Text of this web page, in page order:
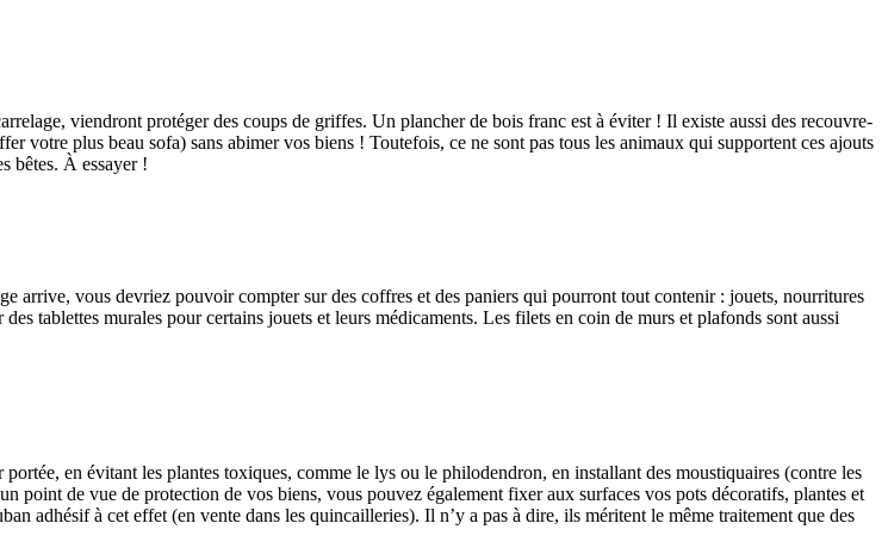
viendront protéger des coups de griffes. Un plancher de bois franc est à éviter ! Il existe aussi des recouvre-
votre plus beau sofa) sans abimer vos biens ! Toutefois, ce ne sont pas tous les animaux qui supportent ces ajouts
bêtes. À essayer !
arrive, vous devriez pouvoir compter sur des coffres et des paniers qui pourront tout contenir : jouets, nourritures
tablettes murales pour certains jouets et leurs médicaments. Les filets en coin de murs et plafonds sont aussi
en évitant les plantes toxiques, comme le lys ou le philodendron, en installant des moustiquaires (contre les
point de vue de protection de vos biens, vous pouvez également fixer aux surfaces vos pots décoratifs, plantes et
adhésif à cet effet (en vente dans les quincailleries). Il n’y a pas à dire, ils méritent le même traitement que des